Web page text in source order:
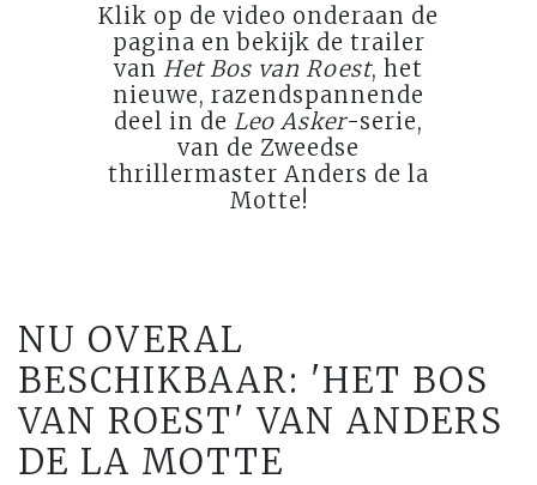
Klik op de video onderaan de
pagina en bekijk de trailer
van Het Bos van Roest, het
nieuwe, razendspannende
deel in de Leo Asker-serie,
van de Zweedse
thrillermaster Anders de la
Motte!
NU OVERAL
BESCHIKBAAR: 'HET BOS
VAN ROEST' VAN ANDERS
DE LA MOTTE